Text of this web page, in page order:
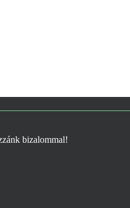
bizalommal!